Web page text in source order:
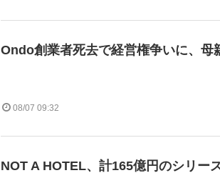
Ondo創業者死去で経営権争いに、母
08/07 09:32
NOT A HOTEL、計165億円のシリー